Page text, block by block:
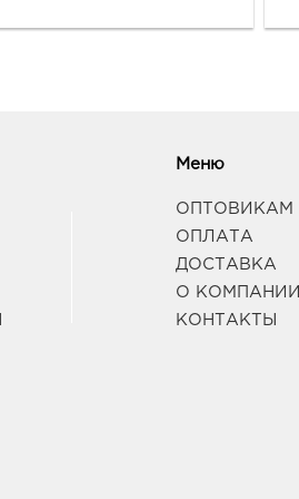
Меню
ОПТОВИКАМ
ОПЛАТА
ДОСТАВКА
О КОМПАНИИ
КОНТАКТЫ